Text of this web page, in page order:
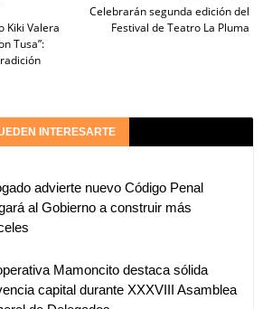
Celebrarán segunda edición del
Festival de Teatro La Pluma
Kiki Valera
Tusa”:
INTERESARTE
advierte nuevo Código Penal
al Gobierno a construir más
Mamoncito destaca sólida
capital durante XXXVIII Asamblea